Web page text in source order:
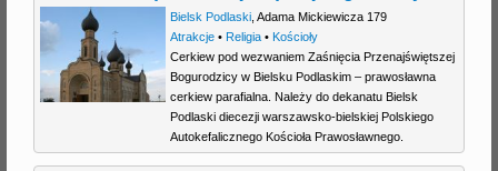
Bielsk Podlaski, Adama Mickiewicza 179
Atrakcje• Religia• Kościoły
Cerkiew pod wezwaniem Zaśnięcia Przenajświętszej
Bogurodzicy w Bielsku Podlaskim – prawosławna
cerkiew parafialna. Należy do dekanatu Bielsk
Podlaski diecezji warszawsko-bielskiej Polskiego
Autokefalicznego Kościoła Prawosławnego.